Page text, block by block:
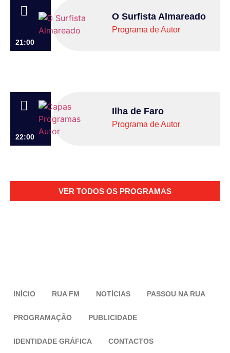
21:00
O Surfista Almareado
Programa de Autor
22:00
Ilha de Faro
Programa de Autor
VER TODOS OS PROGRAMAS
INÍCIO RUA FM NOTÍCIAS PASSOU NA RUA
PROGRAMAÇÃO PUBLICIDADE
IDENTIDADE GRÁFICA CONTACTOS